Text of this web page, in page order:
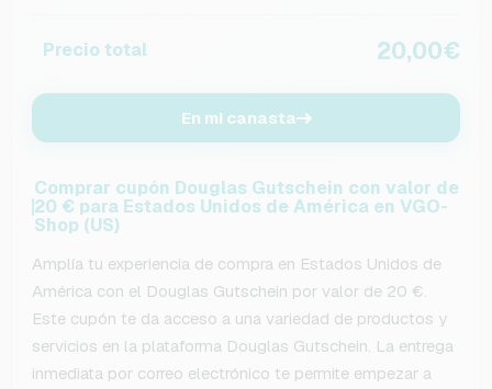
Precio total 20,00€
En mi canasta
Comprar cupón Douglas Gutschein con valor de
20 € para Estados Unidos de América en VGO-
Shop (US)
Amplía tu experiencia de compra en Estados Unidos de
América con el Douglas Gutschein por valor de 20 €.
Este cupón te da acceso a una variedad de productos y
servicios en la plataforma Douglas Gutschein. La entrega
inmediata por correo electrónico te permite empezar a